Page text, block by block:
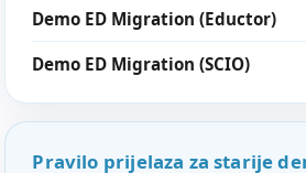
Demo ED Migration (Eductor)
Demo ED Migration (SCIO)
Pravilo prijelaza za starije